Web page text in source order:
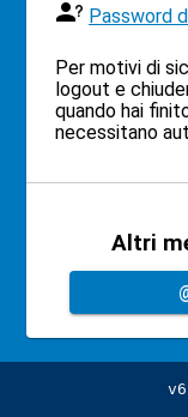
Password
Per motivi di
logout e
quando hai
necessitano
Altri